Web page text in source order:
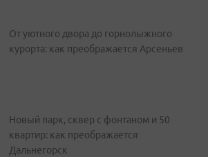
От уютного двора до горнолыжного
курорта: как преображается Арсеньев
Новый парк, сквер с фонтаном и 50
квартир: как преображается
Дальнегорск